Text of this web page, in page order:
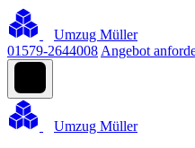
Umzug Müller
01579-2644008 Angebot
Umzug Müller